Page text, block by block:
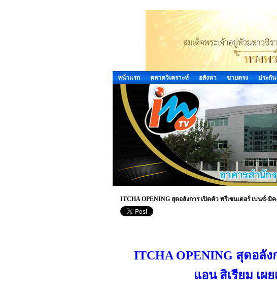
หน้าแรก ตลาดวิเคราะห์ อสังหา ขายตรง ประกัน
ITCHA OPENING สุดอลังการ เปิดตัว พรีเซนเตอร์ เบนซ์-มิ
ITCHA OPENING สุดอลัง
แอน สิเรียม เผ